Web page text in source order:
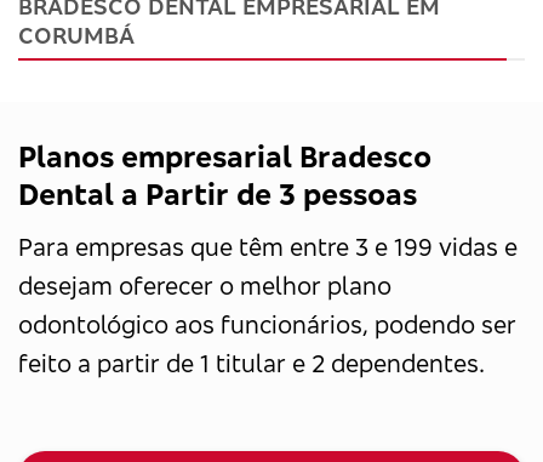
CORUMBÁ
Planos empresarial Bradesco
Dental a Partir de 3 pessoas
Para empresas que têm entre 3 e 199 vidas e
desejam oferecer o melhor plano
odontológico aos funcionários, podendo ser
feito a partir de 1 titular e 2 dependentes.